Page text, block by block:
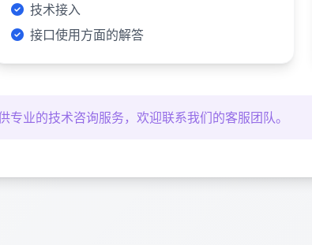
技术接入
接口使用方面的解答
业的技术咨询服务，欢迎联系我们的客服团队。